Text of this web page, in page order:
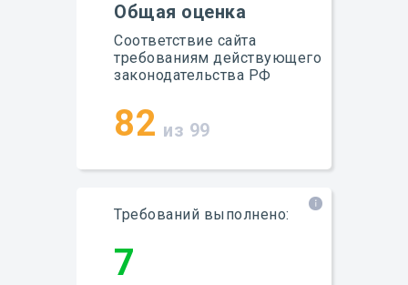
из 99
82
Общая оценка
Требований выполнено:
7
Соответствие сайта
требованиям действующего
законодательства РФ